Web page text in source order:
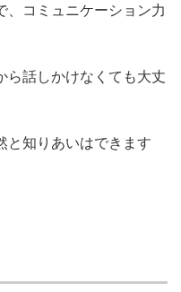
、コミュニケーション力
ら話しかけなくても大丈
と知りあいはできます